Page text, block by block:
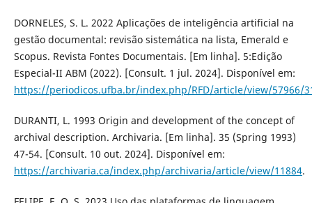
DORNELES, S. L. 2022 Aplicações de inteligência artificial na
gestão documental: revisão sistemática na lista, Emerald e
Scopus. Revista Fontes Documentais. [Em linha]. 5:Edição
Especial-II ABM (2022). [Consult. 1 jul. 2024]. Disponível em:
https://periodicos.ufba.br/index.php/RFD/article/view/57966/
DURANTI, L. 1993 Origin and development of the concept of
archival description. Archivaria. [Em linha]. 35 (Spring 1993)
47-54. [Consult. 10 out. 2024]. Disponível em:
https://archivaria.ca/index.php/archivaria/article/view/11884.